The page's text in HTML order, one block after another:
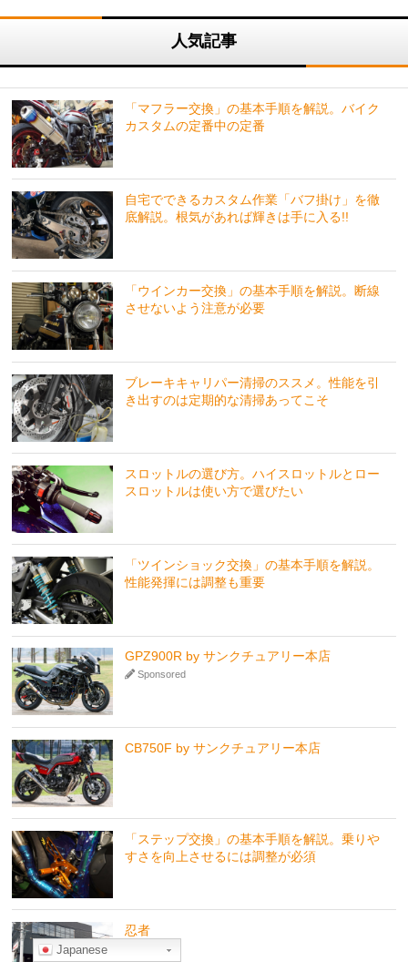
人気記事
「マフラー交換」の基本手順を解説。バイク
カスタムの定番中の定番
自宅でできるカスタム作業「バフ掛け」を徹
底解説。根気があれば輝きは手に入る!!
「ウインカー交換」の基本手順を解説。断線
させないよう注意が必要
ブレーキキャリパー清掃のススメ。性能を引
き出すのは定期的な清掃あってこそ
スロットルの選び方。ハイスロットルとロー
スロットルは使い方で選びたい
「ツインショック交換」の基本手順を解説。
性能発揮には調整も重要
GPZ900R by サンクチュアリー本店
Sponsored
CB750F by サンクチュアリー本店
「ステップ交換」の基本手順を解説。乗りや
すさを向上させるには調整が必須
忍者
Japanese